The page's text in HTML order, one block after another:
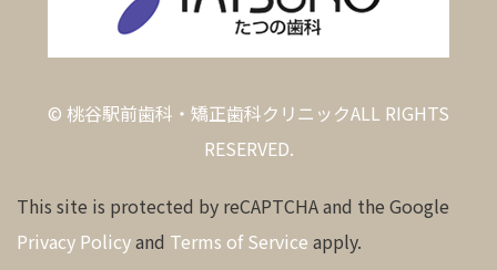
© 桃谷駅前歯科・矯正歯科クリニックALL RIGHTS
RESERVED.
This site is protected by reCAPTCHA and the Google
Privacy Policyand Terms of Service apply.